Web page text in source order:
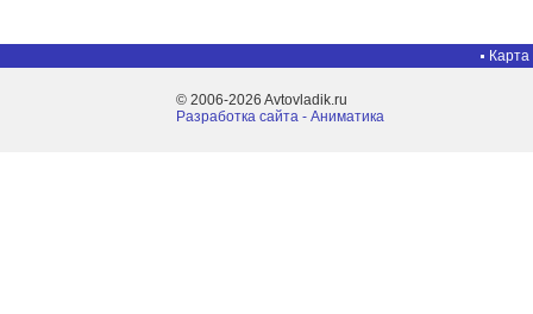
Карта
© 2006-2026 Avtovladik.ru
Разработка сайта - Aниматика